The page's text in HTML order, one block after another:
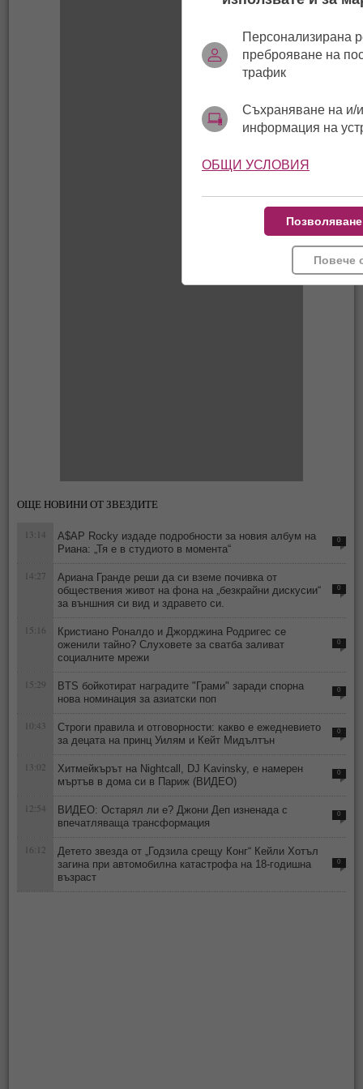
ОЩЕ НОВИНИ ОТ ЗВЕЗДИТЕ
13:14
A$AP Rocky издаде подробности за новия албум на
Риана: „Тя е в студиото в момента“
0
14:27
Ариана Гранде реши да си вземе почивка от
обществения живот на фона на „безкрайни дискусии“
за външния си вид и здравето си.
0
15:16
Кристиано Роналдо и Джорджина Родригес се
оженили тайно? Слуховете за сватба заливат
социалните мрежи
0
15:29
BTS бойкотират наградите "Грами" заради спорна
нова номинация за азиатски поп
0
10:43
Строги правила и отговорности: какво е ежедневието
за децата на принц Уилям и Кейт Мидълтън
0
13:02
Хитмейкърът на Nightcall, DJ Kavinsky, е намерен
мъртъв в дома си в Париж (ВИДЕО)
0
12:54
ВИДЕО: Остарял ли е? Джони Деп изненада с
впечатляваща трансформация
0
16:12
Детето звезда от „Годзила срещу Конг“ Кейли Хотъл
загина при автомобилна катастрофа на 18-годишна
възраст
0
Персонализирана
преброяване на
трафик
Съхраняване на и/
информация на
ОБЩИ УСЛОВИЯ
Повече